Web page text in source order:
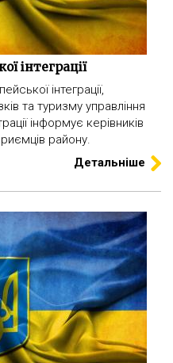
інтеграції
інтеграції,
та туризму управління
інформує керівників
району.
Детальніше